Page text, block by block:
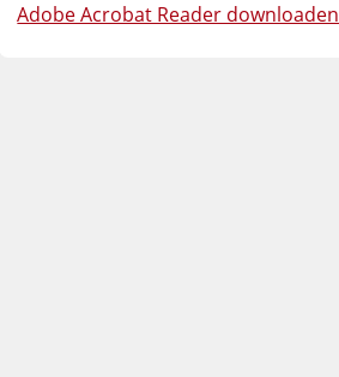
Adobe Acrobat Reader downloaden